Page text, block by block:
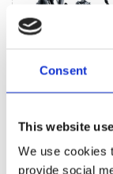
Consent
This website
We use cookies
provide social
Рульове
РУЛЬОВЕ